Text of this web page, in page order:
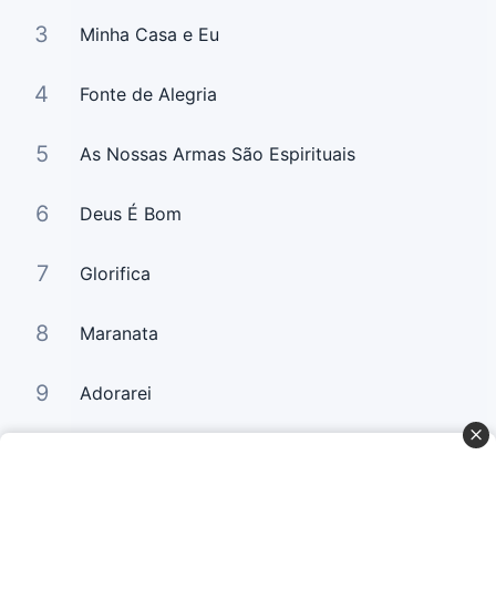
3 Minha Casa e Eu
4 Fonte de Alegria
5 As Nossas Armas São Espirituais
6 Deus É Bom
7 Glorifica
8 Maranata
9 Adorarei